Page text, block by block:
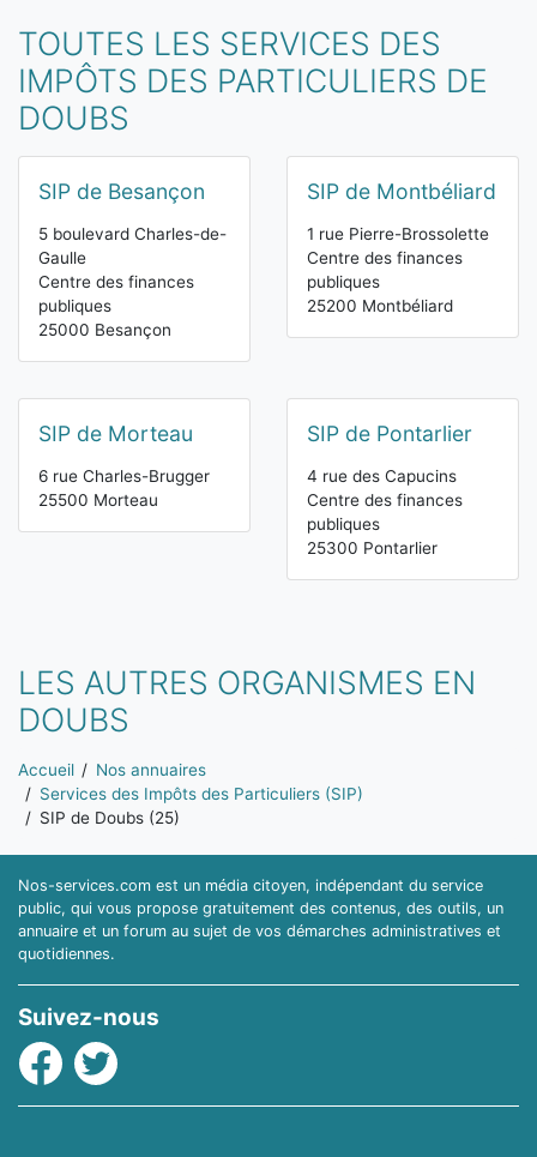
TOUTES LES SERVICES DES
IMPÔTS DES PARTICULIERS DE
DOUBS
SIP de Besançon
5 boulevard Charles-de-
Gaulle
Centre des finances
publiques
25000 Besançon
SIP de Montbéliard
1 rue Pierre-Brossolette
Centre des finances
publiques
25200 Montbéliard
SIP de Morteau
6 rue Charles-Brugger
25500 Morteau
SIP de Pontarlier
4 rue des Capucins
Centre des finances
publiques
25300 Pontarlier
LES AUTRES ORGANISMES EN
DOUBS
Vous êtes ici:
Accueil
Nos annuaires
Services des Impôts des Particuliers (SIP)
SIP de Doubs (25)
Nos-services.com est un média citoyen, indépendant du service
public, qui vous propose gratuitement des contenus, des outils, un
annuaire et un forum au sujet de vos démarches administratives et
quotidiennes.
Suivez-nous
Facebook
Twitter